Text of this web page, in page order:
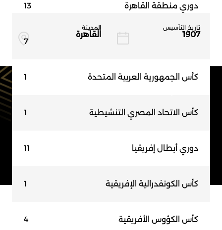
تاريخ التأسيس
1907
المدينة
القاهرة
دوري منطقة القاهرة 13
كأس السلطان حسين 7
كأس الجمهورية العربية المتحدة 1
كأس الاتحاد المصري التنشيطية 1
دوري أبطال إفريقيا 11
كأس الكونفدرالية الإفريقية 1
كأس الكؤوس الأفريقية 4